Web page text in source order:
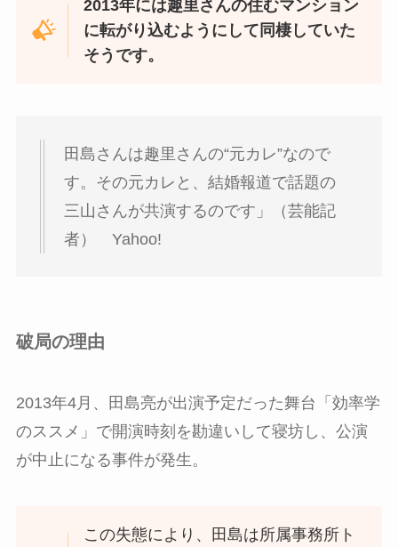
2013年には趣里さんの住むマンション
に転がり込むようにして同棲していた
そうです。
田島さんは趣里さんの“元カレ”なので
す。その元カレと、結婚報道で話題の
三山さんが共演するのです」（芸能記
者） Yahoo!
破局の理由
2013年4月、田島亮が出演予定だった舞台「効率学
のススメ」で開演時刻を勘違いして寝坊し、公演
が中止になる事件が発生。
この失態により、田島は所属事務所ト